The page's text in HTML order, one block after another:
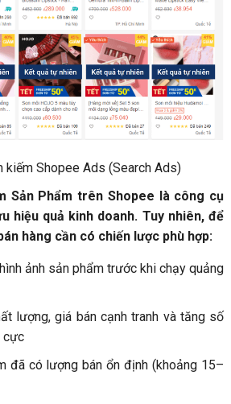
kiếm Shopee Ads (Search Ads)
Sản Phẩm trên Shopee là công cụ
hiệu quả kinh doanh. Tuy nhiên, để
hàng cần có chiến lược phù hợp:
ảnh sản phẩm trước khi chạy quảng
lượng, giá bán cạnh tranh và tăng số
cực
đã có lượng bán ổn định (khoảng 15–